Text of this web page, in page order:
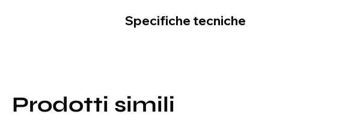
Specifiche tecniche
Prodotti simili